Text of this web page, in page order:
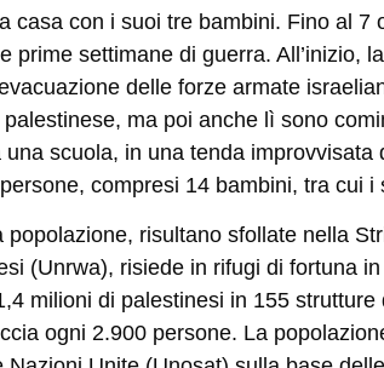
con i suoi tre bambini. Fino al 7
settimane di guerra. All’inizio,
delle forze armate
ma poi anche lì sono
scuola, in una tenda
compresi 14 bambini, tra cui i
risultano sfollate nella
(Unrwa), risiede in rifugi di fortuna
milioni di palestinesi in 155
ogni 2.900 persone. La